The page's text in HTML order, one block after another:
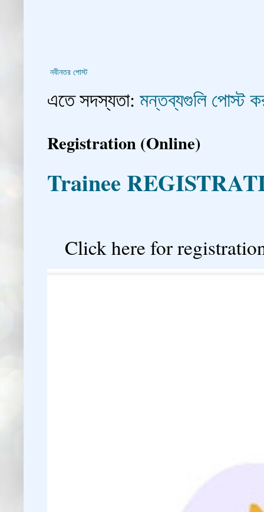
নবীনতর পোস্ট
এতে সদস্যতা: মন্তব্যগুলি পোস্ট
Registration (Online)
Trainee
Click here for